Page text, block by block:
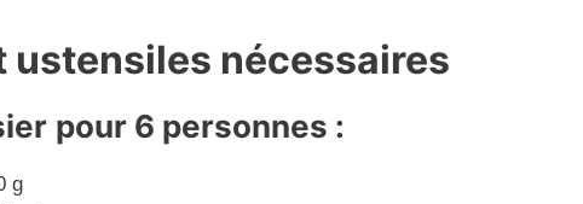
ustensiles nécessaires
pour 6 personnes :
g